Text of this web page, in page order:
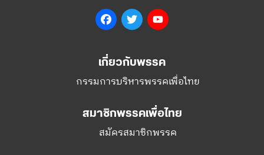
FacebookTwitter
เกี่ยวกับพรรค
กรรมการบริหารพรรคเพื่อไทย
สมาชิกพรรคเพื่อไทย
สมัครสมาชิกพรรค